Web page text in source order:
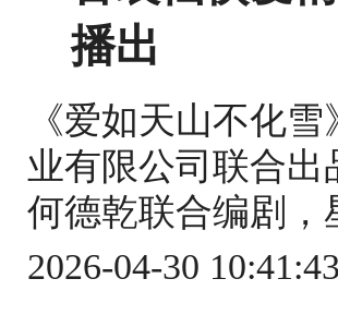
播出
《爱如天山不化
业有限公司联合
何德乾联合编剧，
2026-04-30 10:41:43